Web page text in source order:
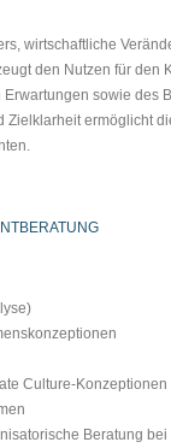
wirtschaftliche
den Nutzen für den
sowie des
ermög­licht
Culture-Konzeptionen
Beratung